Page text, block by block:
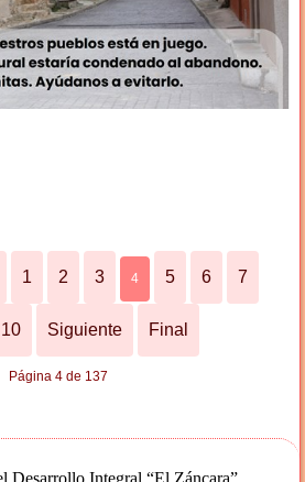
1 2 3 4 5 6 7
10 Siguiente Final
Página 4 de 137
Desarrollo Integral “El Záncara”